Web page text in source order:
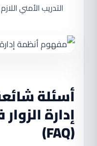
التدريب الأمني
أسئلة
إدارة
(FAQ)